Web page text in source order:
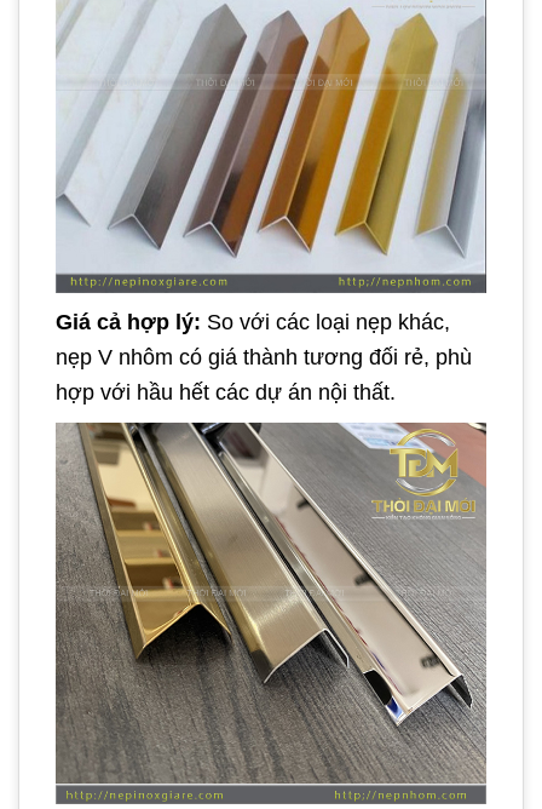
Giá cả hợp lý: So với các loại nẹp khác,
nẹp V nhôm có giá thành tương đối rẻ, phù
hợp với hầu hết các dự án nội thất.